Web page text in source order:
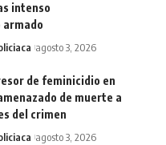
intenso
agosto 3, 2026
de feminicidio en
de muerte a
del crimen
agosto 3, 2026